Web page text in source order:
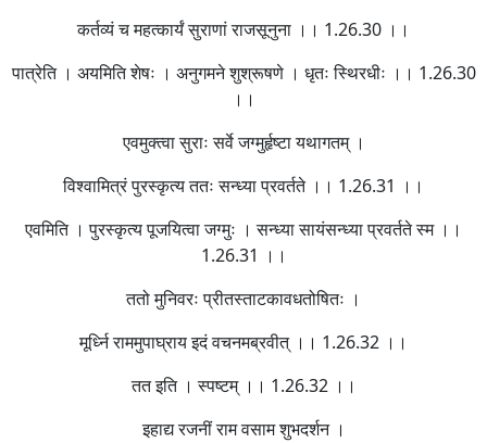
कर्तव्यं च महत्कार्यं सुराणां राजसूनुना ।। 1.26.30 ।।
पात्रेति । अयमिति शेषः । अनुगमने शुश्रूषणे । धृतः स्थिरधीः ।। 1.26.30
।।
एवमुक्त्वा सुराः सर्वे जग्मुर्हृष्टा यथागतम् ।
विश्वामित्रं पुरस्कृत्य ततः सन्ध्या प्रवर्तते ।। 1.26.31 ।।
एवमिति । पुरस्कृत्य पूजयित्वा जग्मुः । सन्ध्या सायंसन्ध्या प्रवर्तते स्म ।।
1.26.31 ।।
ततो मुनिवरः प्रीतस्ताटकावधतोषितः ।
मूर्ध्नि राममुपाघ्राय इदं वचनमब्रवीत् ।। 1.26.32 ।।
तत इति । स्पष्टम् ।। 1.26.32 ।।
इहाद्य रजनीं राम वसाम शुभदर्शन ।